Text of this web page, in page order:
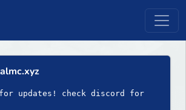
for updates! check discord for